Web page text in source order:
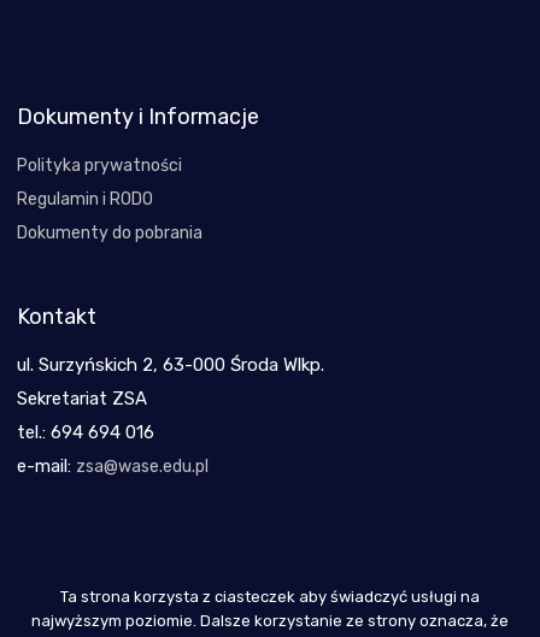
Dokumenty i Informacje
Polityka prywatności
Regulamin i RODO
Dokumenty do pobrania
Kontakt
ul. Surzyńskich 2, 63-000 Środa Wlkp.
Sekretariat ZSA
tel.: 694 694 016
e-mail: zsa@wase.edu.pl
Copyright 2021
Ta strona korzysta z ciasteczek aby świadczyć usługi na
najwyższym poziomie. Dalsze korzystanie ze strony oznacza, że